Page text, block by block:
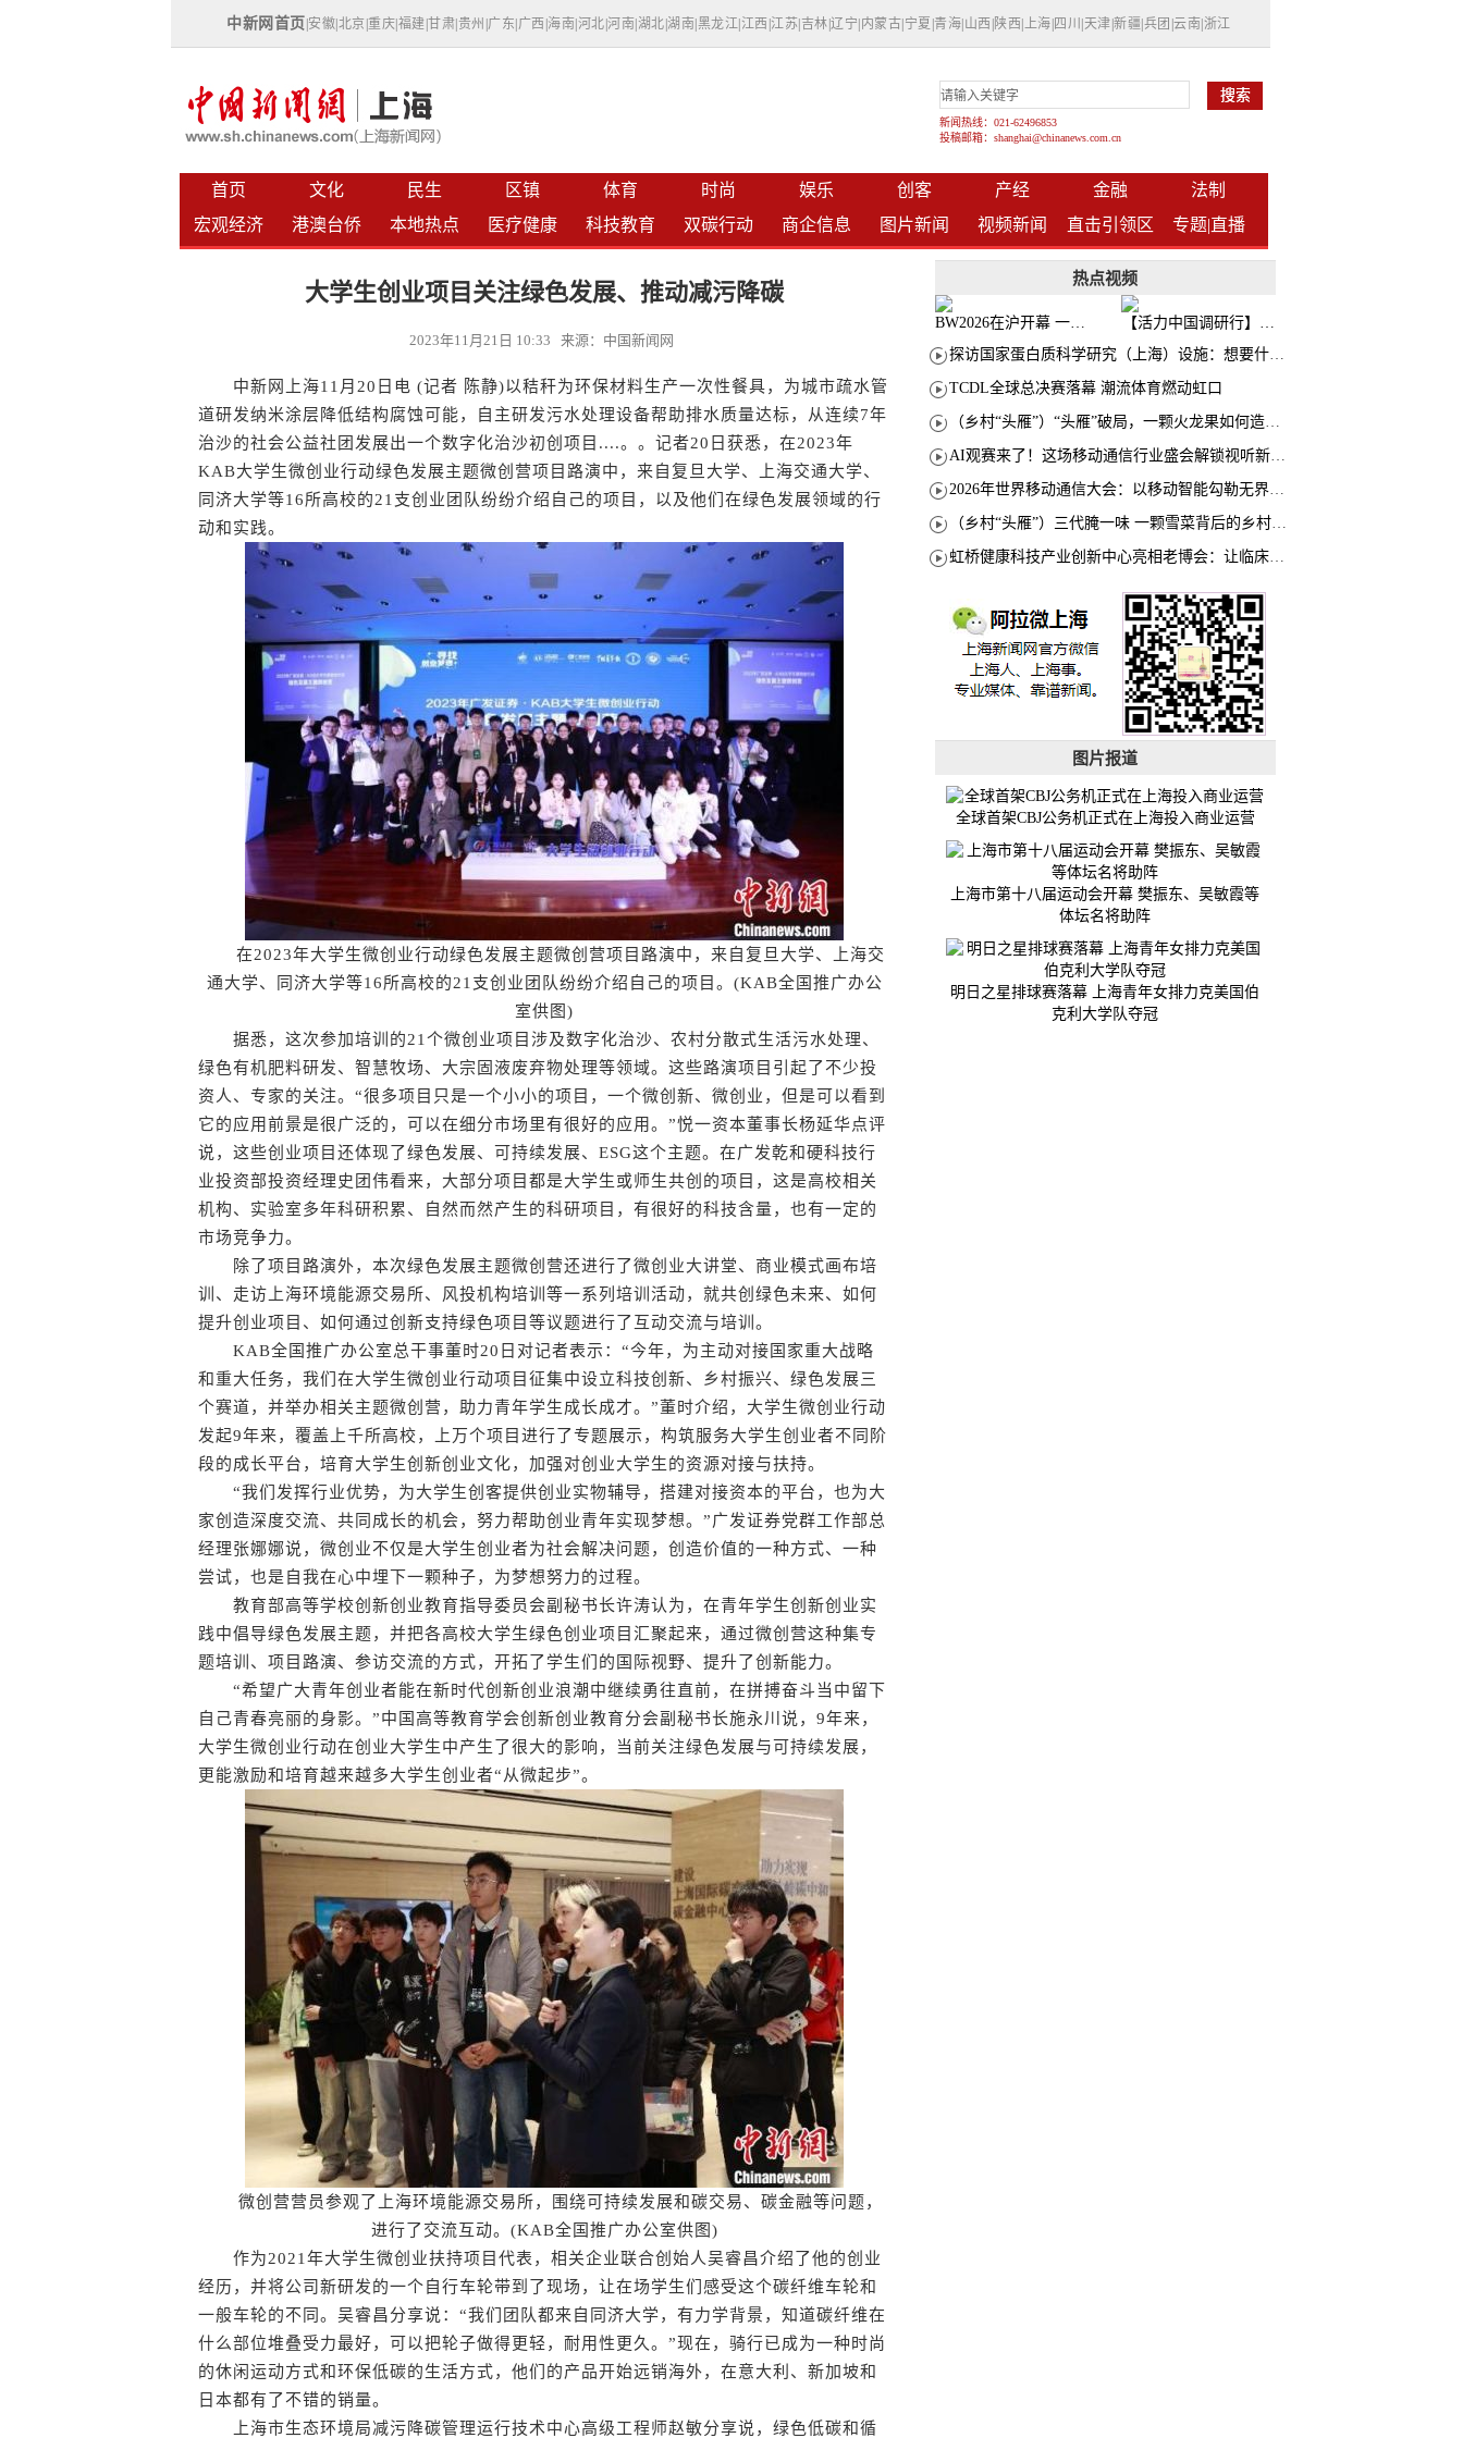
中新网首页 安徽 北京 |重庆 福建 |甘肃 贵州 广东 广西 海南 河北 |河南 湖北 |湖南 黑龙江 江西 江苏 吉林 |辽宁 内蒙古 宁夏 青海 山西 陕西 上海 四川 天津 |新疆 兵团 |云南 浙江
新闻热线：021-62496853
投稿邮箱：shanghai@chinanews.com.cn
首页 文化 民生 区镇 体育 时尚 娱乐 创客 产经 金融
法制
宏观经济
港澳台侨 本地热点 医疗健康 科技教育 双碳行动 商企信息 图片新闻 视频新闻 直击引领区 专题|直播
大学生创业项目关注绿色发展、推动减污降碳
2023年11月21日 10:33 来源：中国新闻网
中新网上海11月20日电 (记者 陈静)以秸秆为环保材料生产一次性餐具，为城市疏水管
道研发纳米涂层降低结构腐蚀可能，自主研发污水处理设备帮助排水质量达标，从连续7年
治沙的社会公益社团发展出一个数字化治沙初创项目....。。记者20日获悉，在2023年
KAB大学生微创业行动绿色发展主题微创营项目路演中，来自复旦大学、上海交通大学、
同济大学等16所高校的21支创业团队纷纷介绍自己的项目，以及他们在绿色发展领域的行
动和实践。
在2023年大学生微创业行动绿色发展主题微创营项目路演中，来自复旦大学、上海交
通大学、同济大学等16所高校的21支创业团队纷纷介绍自己的项目。(KAB全国推广办公
室供图)
据悉，这次参加培训的21个微创业项目涉及数字化治沙、农村分散式生活污水处理、
绿色有机肥料研发、智慧牧场、大宗固液废弃物处理等领域。这些路演项目引起了不少投
资人、专家的关注。“很多项目只是一个小小的项目，一个微创新、微创业，但是可以看到
它的应用前景是很广泛的，可以在细分市场里有很好的应用。”悦一资本董事长杨延华点评
说，这些创业项目还体现了绿色发展、可持续发展、ESG这个主题。在广发乾和硬科技行
业投资部投资经理史团伟看来，大部分项目都是大学生或师生共创的项目，这是高校相关
机构、实验室多年科研积累、自然而然产生的科研项目，有很好的科技含量，也有一定的
市场竞争力。
除了项目路演外，本次绿色发展主题微创营还进行了微创业大讲堂、商业模式画布培
训、走访上海环境能源交易所、风投机构培训等一系列培训活动，就共创绿色未来、如何
提升创业项目、如何通过创新支持绿色项目等议题进行了互动交流与培训。
KAB全国推广办公室总干事董时20日对记者表示：“今年，为主动对接国家重大战略
和重大任务，我们在大学生微创业行动项目征集中设立科技创新、乡村振兴、绿色发展三
个赛道，并举办相关主题微创营，助力青年学生成长成才。”董时介绍，大学生微创业行动
发起9年来，覆盖上千所高校，上万个项目进行了专题展示，构筑服务大学生创业者不同阶
段的成长平台，培育大学生创新创业文化，加强对创业大学生的资源对接与扶持。
“我们发挥行业优势，为大学生创客提供创业实物辅导，搭建对接资本的平台，也为大
家创造深度交流、共同成长的机会，努力帮助创业青年实现梦想。”广发证券党群工作部总
经理张娜娜说，微创业不仅是大学生创业者为社会解决问题，创造价值的一种方式、一种
尝试，也是自我在心中埋下一颗种子，为梦想努力的过程。
教育部高等学校创新创业教育指导委员会副秘书长许涛认为，在青年学生创新创业实
践中倡导绿色发展主题，并把各高校大学生绿色创业项目汇聚起来，通过微创营这种集专
题培训、项目路演、参访交流的方式，开拓了学生们的国际视野、提升了创新能力。
“希望广大青年创业者能在新时代创新创业浪潮中继续勇往直前，在拼搏奋斗当中留下
自己青春亮丽的身影。”中国高等教育学会创新创业教育分会副秘书长施永川说，9年来，
大学生微创业行动在创业大学生中产生了很大的影响，当前关注绿色发展与可持续发展，
更能激励和培育越来越多大学生创业者“从微起步”。
微创营营员参观了上海环境能源交易所，围绕可持续发展和碳交易、碳金融等问题，
进行了交流互动。(KAB全国推广办公室供图)
作为2021年大学生微创业扶持项目代表，相关企业联合创始人吴睿昌介绍了他的创业
经历，并将公司新研发的一个自行车轮带到了现场，让在场学生们感受这个碳纤维车轮和
一般车轮的不同。吴睿昌分享说：“我们团队都来自同济大学，有力学背景，知道碳纤维在
什么部位堆叠受力最好，可以把轮子做得更轻，耐用性更久。”现在，骑行已成为一种时尚
的休闲运动方式和环保低碳的生活方式，他们的产品开始远销海外，在意大利、新加坡和
日本都有了不错的销量。
上海市生态环境局减污降碳管理运行技术中心高级工程师赵敏分享说，绿色低碳和循
热点视频
BW2026在沪开幕 一众次元品牌集中发布全新企划
【活力中国调研行】上海机器人研究院以技术标准撬动长三角智造协同
探访国家蛋白质科学研究（上海）设施：想要什么蛋白 AI直接设计合成
TCDL全球总决赛落幕 潮流体育燃动虹口
（乡村“头雁”）“头雁”破局，一颗火龙果如何造就沪上乡村特色产业化路径
AI观赛来了！这场移动通信行业盛会解锁视听新玩法
2026年世界移动通信大会：以移动智能勾勒无界普惠新愿景
（乡村“头雁”）三代腌一味 一颗雪菜背后的乡村致富经
虹桥健康科技产业创新中心亮相老博会：让临床“需求”定义银发经济新生态
图片报道
全球首架CBJ公务机正式在上海投入商业运营
上海市第十八届运动会开幕 樊振东、吴敏霞等
体坛名将助阵
明日之星排球赛落幕 上海青年女排力克美国伯
克利大学队夺冠